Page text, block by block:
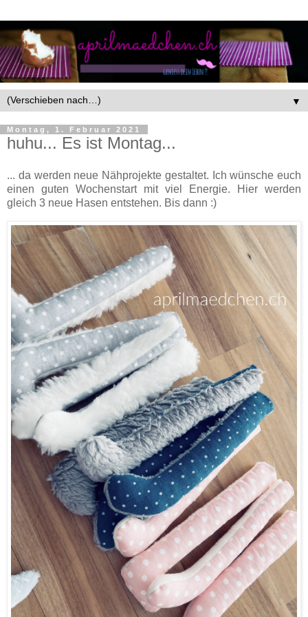
▼
Montag, 1. Februar 2021
huhu... Es ist Montag...
... da werden neue Nähprojekte gestaltet. Ich wünsche euch
einen guten Wochenstart mit viel Energie. Hier werden
gleich 3 neue Hasen entstehen. Bis dann :)